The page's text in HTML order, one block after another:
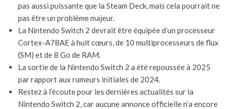
pas aussi puissante que la Steam Deck, mais cela pourrait ne
pas être un problème majeur.
La Nintendo Switch 2 devrait être équipée d’un processeur
Cortex-A78AE à huit cœurs, de 10 multiprocesseurs de flux
(SM) et de 8 Go de RAM.
La sortie de la Nintendo Switch 2 a été repoussée à 2025
par rapport aux rumeurs initiales de 2024.
Restez à l’écoute pour les dernières actualités sur la
Nintendo Switch 2, car aucune annonce officielle n’a encore